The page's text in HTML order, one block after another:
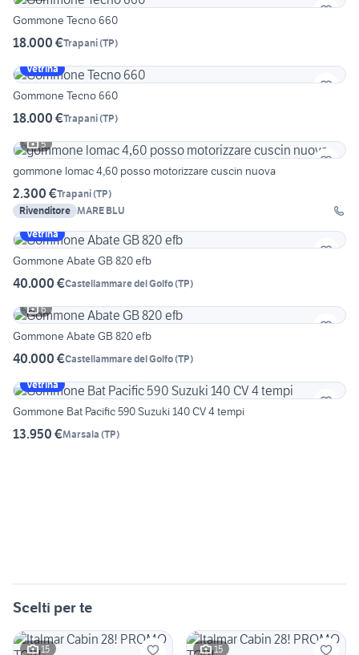
Gommone Tecno 660
18.000 €Trapani(TP)
Vetrina
Gommone Tecno 660
18.000 €Trapani(TP)
5
gommone lomac 4,60 posso motorizzare cuscin nuova
2.300 €Trapani(TP)
Rivenditore MARE BLU
Vetrina
Gommone Abate GB 820 efb
40.000 €Castellammare del Golfo(TP)
6
Gommone Abate GB 820 efb
40.000 €Castellammare del Golfo(TP)
Vetrina
Gommone Bat Pacific 590 Suzuki 140 CV 4 tempi
13.950 €Marsala (TP)
Scelti per te
15 15